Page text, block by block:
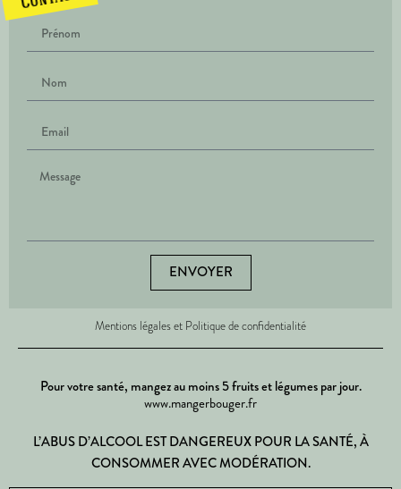
ENVOYER
Mentions légales et Politique de confidentialité
Pour votre santé, mangez au moins 5 fruits et légumes par jour.
www.mangerbouger.fr
L’ABUS D’ALCOOL EST DANGEREUX POUR LA SANTÉ, À
CONSOMMER AVEC MODÉRATION.